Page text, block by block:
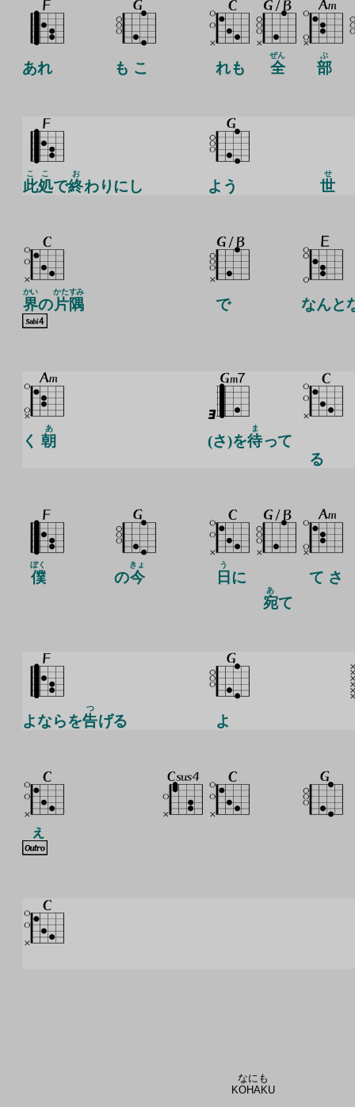
あれ も こ れも 全
ぜん
部
ぶ
此
こ
処
こ
で終
お
わりにし よう 世
せ
界
かい
の片
かた
隅
すみ
で なんと
く朝
あ
(さ)を待
ま
って
る
僕
ぼく
の今
きょ
日
う
に
宛
あ
て
て さ
よならを告
つ
げる よ
ぇ
なにも
KOHAKU